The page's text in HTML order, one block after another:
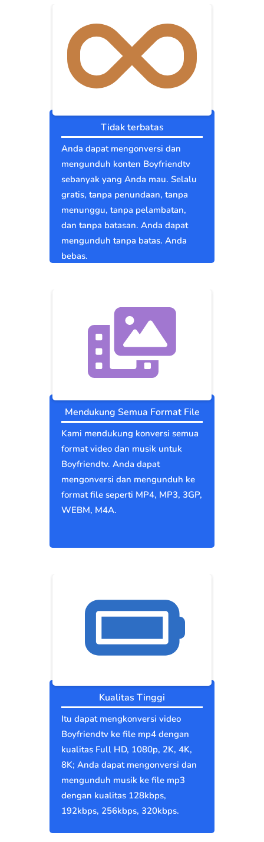
Tidak terbatas
Anda dapat mengonversi dan
mengunduh konten Boyfriendtv
sebanyak yang Anda mau. Selalu
gratis, tanpa penundaan, tanpa
menunggu, tanpa pelambatan,
dan tanpa batasan. Anda dapat
mengunduh tanpa batas. Anda
bebas.
Mendukung Semua Format File
Kami mendukung konversi semua
format video dan musik untuk
Boyfriendtv. Anda dapat
mengonversi dan mengunduh ke
format file seperti MP4, MP3, 3GP,
WEBM, M4A.
Kualitas Tinggi
Itu dapat mengkonversi video
Boyfriendtv ke file mp4 dengan
kualitas Full HD, 1080p, 2K, 4K,
8K; Anda dapat mengonversi dan
mengunduh musik ke file mp3
dengan kualitas 128kbps,
192kbps, 256kbps, 320kbps.